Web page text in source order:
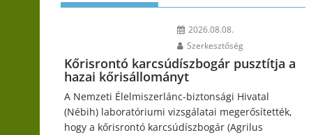
2026.08.08.
Szerkesztőség
Kőrisrontó karcsúdíszbogár pusztítja a
hazai kőrisállományt
A Nemzeti Élelmiszerlánc-biztonsági Hivatal
(Nébih) laboratóriumi vizsgálatai megerősítették,
hogy a kőrisrontó karcsúdíszbogár (Agrilus